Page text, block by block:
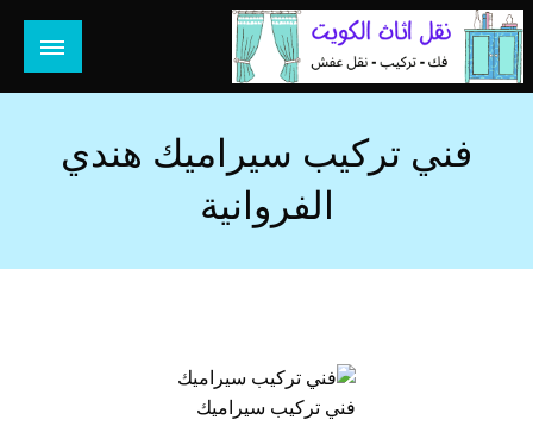
التخطي
إلى
المحتوى
هل تبحث عن أفضل خدمات بالكويت؟ خدمة فك نقل تركيب صيانة
فني تركيب سيراميك هندي
الفروانية
فني تركيب سيراميك